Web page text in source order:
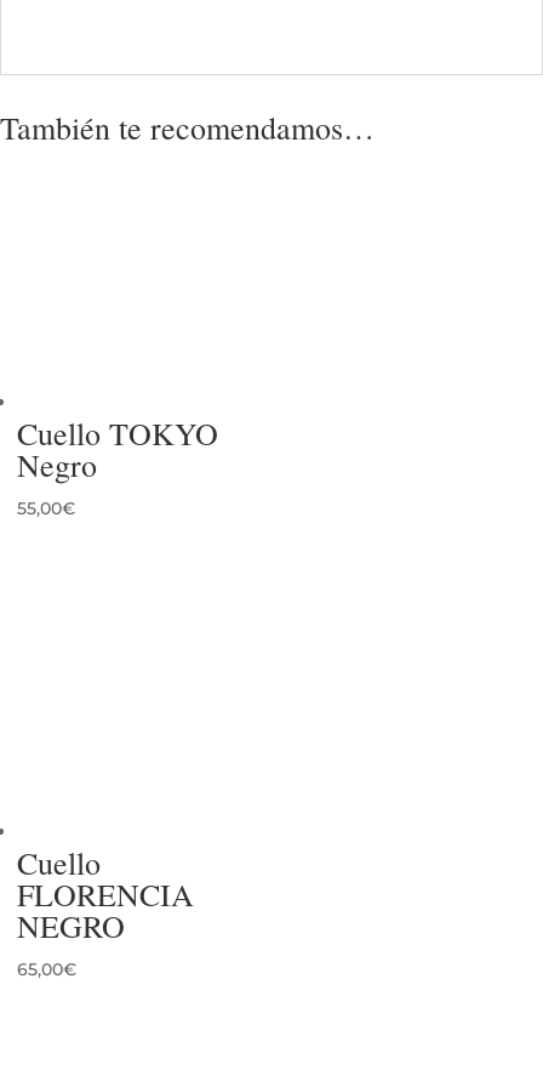
También te recomendamos…
Cuello TOKYO
Negro
55,00€
Cuello
FLORENCIA
NEGRO
65,00€